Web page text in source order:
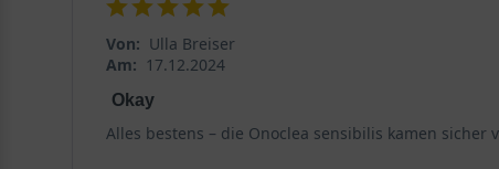
Von: Ulla Breiser
Am: 17.12.2024
Okay
Alles bestens – die Onoclea sensibilis kamen sicher